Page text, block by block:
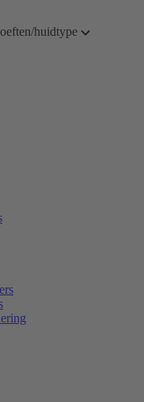
huidtype